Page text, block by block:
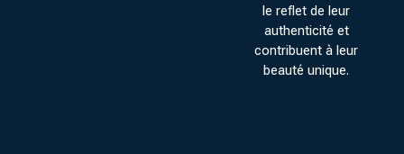
le reflet de leur
authenticité et
contribuent à leur
beauté unique.